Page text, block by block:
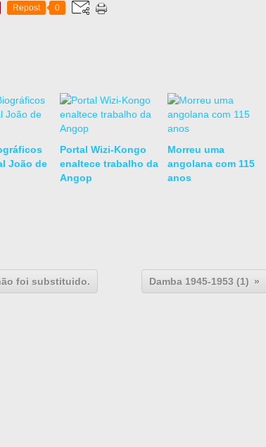
Repost 0
João de
Portal Wizi-Kongo
enaltece trabalho da
Angop
Morreu uma
angolana com 115
anos
foi substituido. Damba 1945-1953 (1)